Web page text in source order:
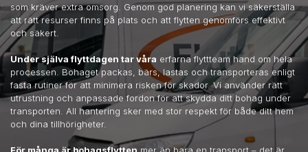
som kräver extra omsorg. Genom god planering kan vi säkerställa
att rätt resurser finns på plats och att flytten genomförs effektivt
och säkert.
Under själva flyttdagen tar våra erfarna flyttteam hand om hela
processen. Bohaget packas, bärs, lastas och transporteras enligt
fasta rutiner för att minimera risken för skador. Vi använder rätt
utrustning och anpassade fordon för att skydda ditt bohag under
transporten. All hantering sker med stor respekt för både ditt hem
och dina tillhörigheter.
För många är bohagsflytten mer än bara en transport – det är